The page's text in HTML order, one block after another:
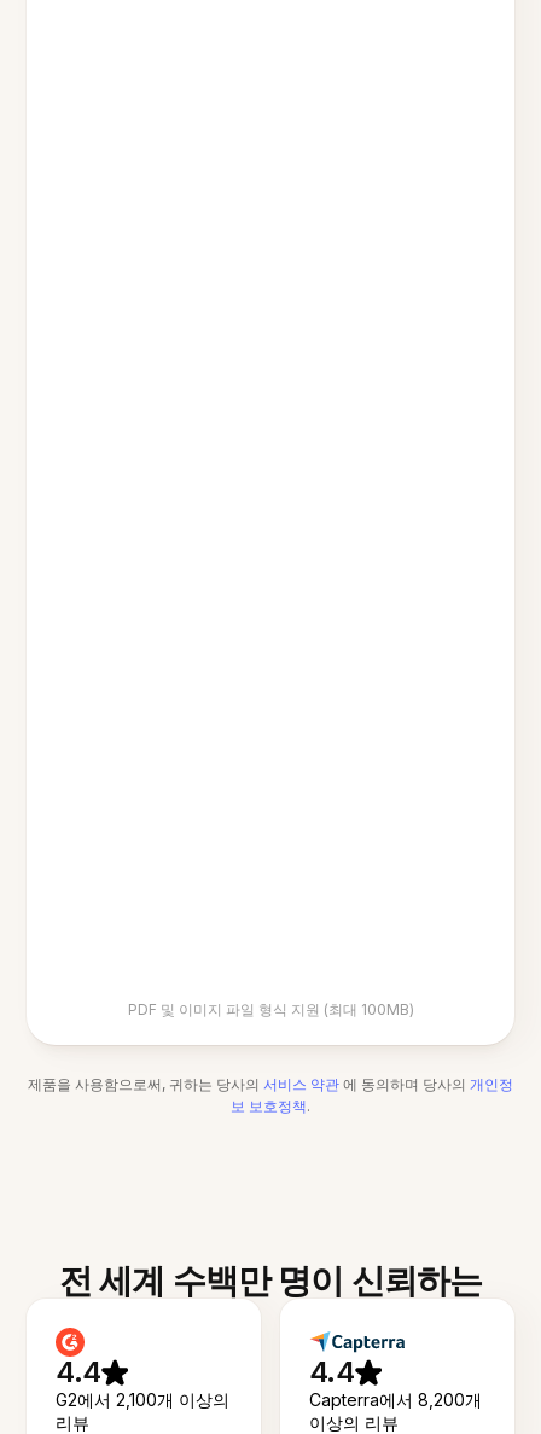
PDF 및 이미지 파일 형식 지원 (최대 100MB)
제품을 사용함으로써, 귀하는 당사의 서비스 약관 에 동의하며 당사의 개인정
보 보호정책.
전 세계 수백만 명이 신뢰하는
4.4
G2에서 2,100개 이상의
리뷰
4.4
Capterra에서 8,200개
이상의 리뷰